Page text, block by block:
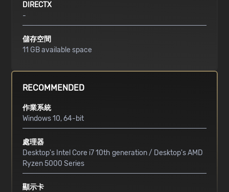
DIRECTX
-
儲存空間
11 GB available space
RECOMMENDED
作業系統
Windows 10, 64-bit
處理器
Desktop's Intel Core i7 10th generation / Desktop's AMD
Ryzen 5000 Series
顯示卡